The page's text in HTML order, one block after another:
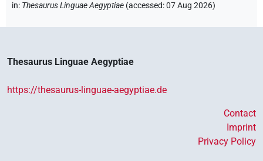
in: Thesaurus Linguae Aegyptiae (accessed:07 Aug 2026)
Thesaurus Linguae Aegyptiae
https://thesaurus-linguae-aegyptiae.de
Contact
Imprint
Privacy Policy